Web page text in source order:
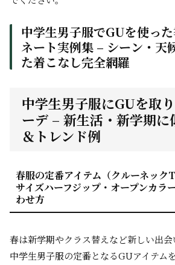
中学生男子服でGUを使った
ネート実例集 – シーン・天
た着こなし完全網羅
中学生男子服にGUを取
ーデ – 新生活・新学期に
＆トレンド例
春服の定番アイテム（クルーネック
サイズハーフジップ・オープンカラ
わせ方
春は新学期やクラス替えなど新しい出会
中学生男子服の定番となるGUアイテム